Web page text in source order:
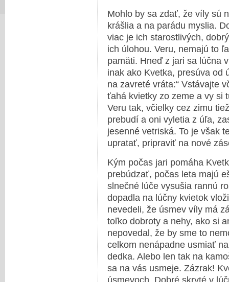
Mohlo by sa zdať, že víly sú
krášlia a na parádu myslia.
viac je ich starostlivých,
ich úlohou. Veru, nemajú to
pamäti. Hneď z jari sa lúčna
inak ako Kvetka, presúva od
na zavreté vráta:“ Vstávajte
ťahá kvietky zo zeme a vy si
Veru tak, včielky cez zimu
prebudí a oni vyletia z úľa,
jesenné vetriská. To je však
upratať, pripraviť na nové
Kým počas jari pomáha
prebúdzať, počas leta majú
slnečné lúče vysušia rannú
dopadla na lúčny kvietok
nevedeli, že úsmev víly má
toľko dobroty a nehy, ako si
nepovedal, že by sme to
celkom nenápadne usmiať
dedka. Alebo len tak na
sa na vás usmeje. Zázrak!
úsmevoch. Dobré skryté v